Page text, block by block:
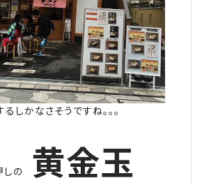
しかなさそうですね。。。
しの
黄金玉